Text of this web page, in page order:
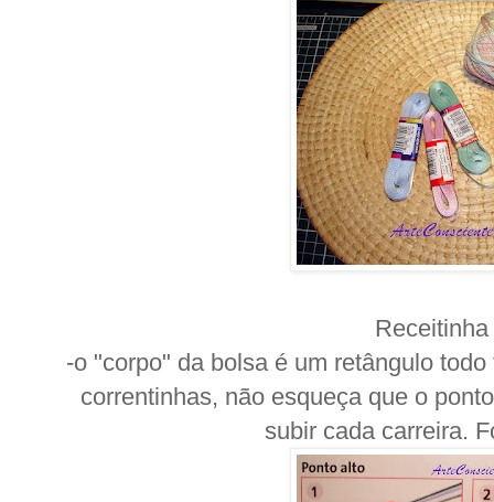
-o "corpo" da bolsa é um retângulo
correntinhas, não esqueça que o
subir cada carreira.